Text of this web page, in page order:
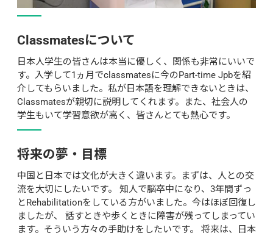
Classmatesについて
日本人学生の皆さんは本当に優しく、関係も非常にいいで
す。入学して1ヵ月でclassmatesに今のPart-time Jpbを紹
介してもらいました。私が日本語を理解できないときは、
Classmatesが親切に説明してくれます。また、社会人の
学生もいて学習意欲が高く、皆さんとても熱心です。
将来の夢・目標
中国と日本では文化が大きく違います。まずは、人との交
流を大切にしたいです。 知人で脳卒中になり、3年間ずっ
とRehabilitationをしている方がいました。今はほぼ回復し
ましたが、 話すときや歩くときに障害が残ってしまってい
ます。そういう方々の手助けをしたいです。 将来は、日本